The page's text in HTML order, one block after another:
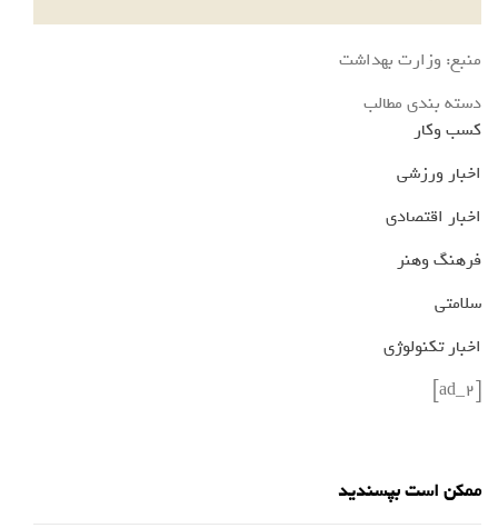
منبع: وزارت بهداشت
دسته بندی مطالب
کسب وکار
اخبار ورزشی
اخبار اقتصادی
فرهنگ وهنر
سلامتی
اخبار تکنولوژی
[ad_2]
ممکن است بپسندید